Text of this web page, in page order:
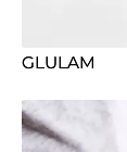
GLULAM